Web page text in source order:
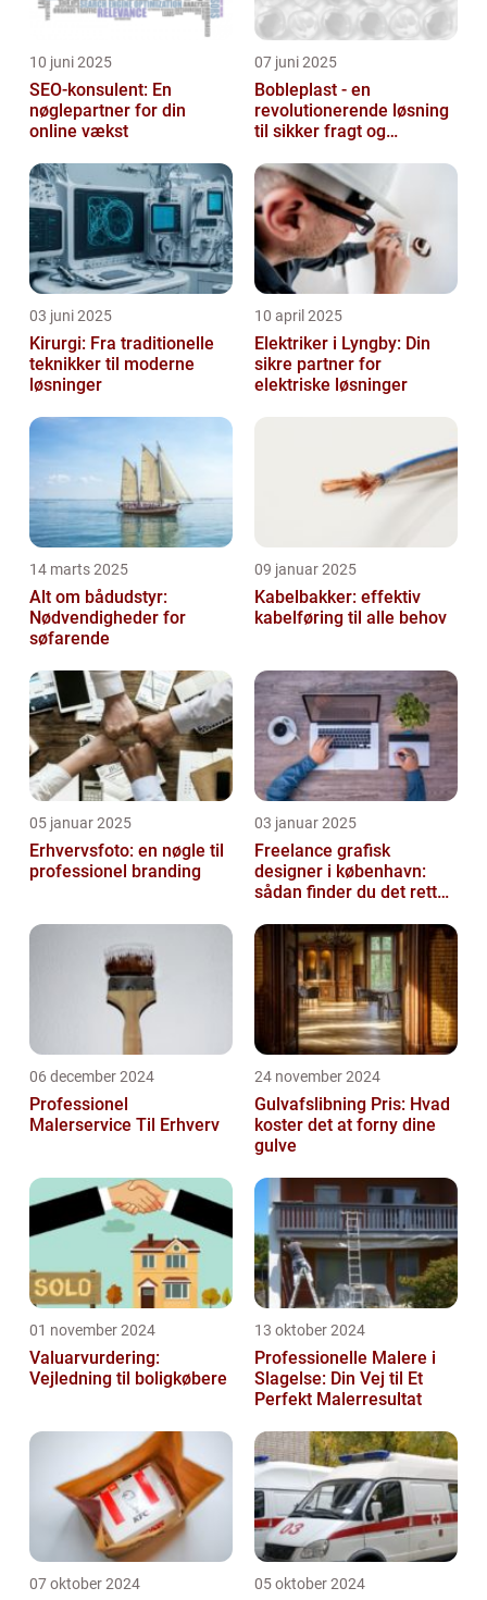
10 juni 2025
SEO-konsulent: En
nøglepartner for din
online vækst
07 juni 2025
Bobleplast - en
revolutionerende løsning
til sikker fragt og
03 juni 2025
Kirurgi: Fra traditionelle
teknikker til moderne
løsninger
10 april 2025
Elektriker i Lyngby: Din
sikre partner for
elektriske løsninger
14 marts 2025
Alt om bådudstyr:
Nødvendigheder for
søfarende
09 januar 2025
Kabelbakker: effektiv
kabelføring til alle behov
05 januar 2025
Erhvervsfoto: en nøgle til
professionel branding
03 januar 2025
Freelance grafisk
designer i københavn:
sådan finder du det rette
06 december 2024
Professionel
Malerservice Til Erhverv
24 november 2024
Gulvafslibning Pris: Hvad
koster det at forny dine
gulve
01 november 2024
Valuarvurdering:
Vejledning til boligkøbere
13 oktober 2024
Professionelle Malere i
Slagelse: Din Vej til Et
Perfekt Malerresultat
07 oktober 2024 05 oktober 2024